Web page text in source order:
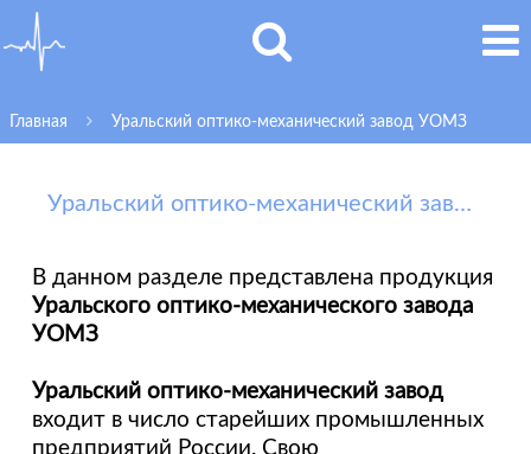
Главная Уральский оптико-механический завод УОМЗ
Уральский оптико-механический завод УОМЗ
В данном разделе представлена продукция
Уральского оптико-механического завода
УОМЗ
Уральский оптико-механический завод
входит в число старейших промышленных
предприятий России. Свою